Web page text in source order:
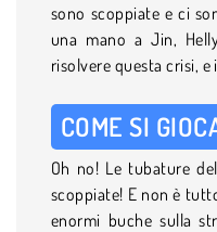
sono scoppiate e ci
una mano a Jin,
risolvere questa crisi,
COME SI
Oh no! Le tubature
scoppiate! E non è
enormi buche sulla